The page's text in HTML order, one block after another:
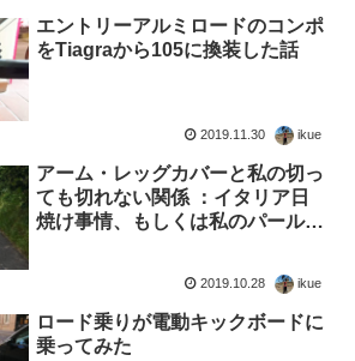
エントリーアルミロードのコンポ
をTiagraから105に換装した話
2019.11.30 ikue
アーム・レッグカバーと私の切っ
ても切れない関係 ：イタリア日
焼け事情、もしくは私のパールイ
2019.10.28 ikue
ロード乗りが電動キックボードに
乗ってみた